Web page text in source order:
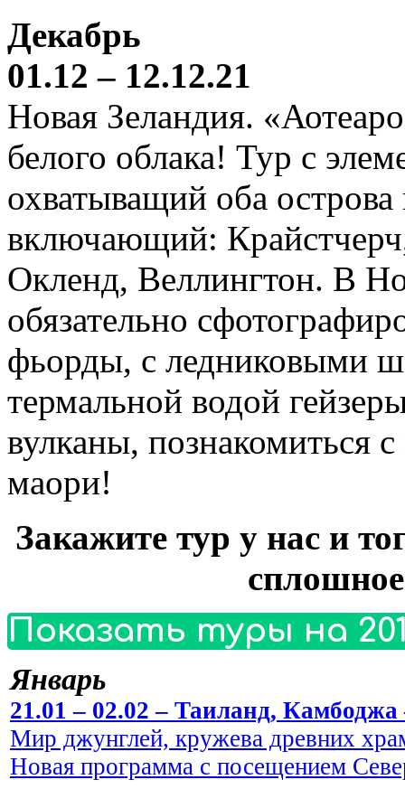
Декабрь
01.12 – 12.12.21
Новая Зеландия.
белого облака! Тур с
охватыващий оба
включающий:
Окленд, Веллингтон. В
обязательно
фьорды, с ледниковыми
термальной водой
вулканы, познакомиться
маори!
Закажите тур у нас и
Показать туры на
Январь
21.01 – 02.02 – Таиланд,
Мир джунглей, кружева древних
Новая программа с посещением